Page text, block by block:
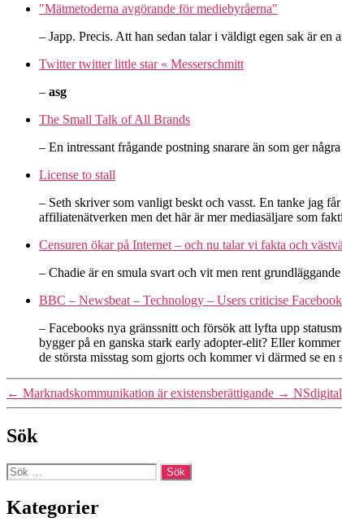
"Mätmetoderna avgörande för mediebyråerna"
– Japp. Precis. Att han sedan talar i väldigt egen sak är en
Twitter twitter little star « Messerschmitt
– asg
The Small Talk of All Brands
– En intressant frågande postning snarare än som ger
License to stall
– Seth skriver som vanligt beskt och vasst. En tanke jag
affiliatenätverken men det här är mer mediasäljare som
Censuren ökar på Internet – och nu talar vi fakta och
– Chadie är en smula svart och vit men rent
BBC – Newsbeat – Technology – Users criticise
– Facebooks nya gränssnitt och försök att lyfta upp
bygger på en ganska stark early adopter-elit? Eller
de största misstag som gjorts och kommer vi därmed se
← Marknadskommunikation är existensberättigande →
Sök
Sök
efter:
Kategorier